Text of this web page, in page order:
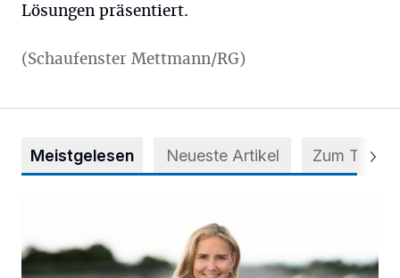
Lösungen präsentiert.
(Schaufenster Mettmann/RG)
Meistgelesen Neueste Artikel Zum Thema